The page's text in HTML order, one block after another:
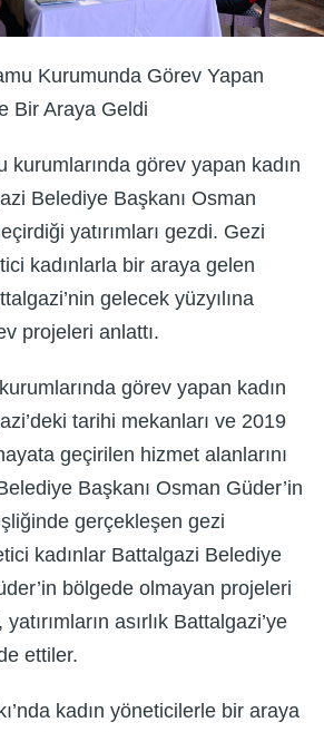
Kurumunda Görev Yapan
Bir Araya Geldi
kurumlarında görev yapan kadın
Belediye Başkanı Osman
yatırımları gezdi. Gezi
kadınlarla bir araya gelen
gelecek yüzyılına
projeleri anlattı.
görev yapan kadın
tarihi mekanları ve 2019
geçirilen hizmet alanlarını
Başkanı Osman Güder’in
gerçekleşen gezi
kadınlar Battalgazi Belediye
bölgede olmayan projeleri
asırlık Battalgazi’ye
ettiler.
kadın yöneticilerle bir araya